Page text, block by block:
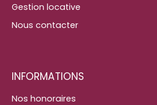
Gestion locative
Nous contacter
INFORMATIONS
Nos honoraires